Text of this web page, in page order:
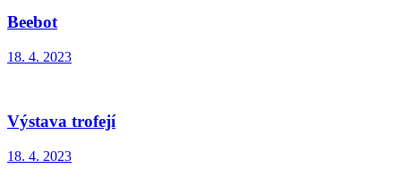
Beebot
18. 4. 2023
Výstava trofejí
18. 4. 2023